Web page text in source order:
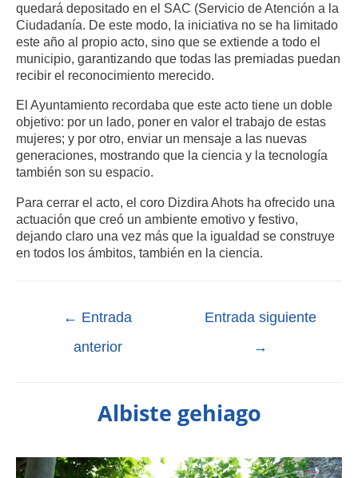
quedará depositado en el SAC (Servicio de Atención a la
Ciudadanía. De este modo, la iniciativa no se ha limitado
este año al propio acto, sino que se extiende a todo el
municipio, garantizando que todas las premiadas puedan
recibir el reconocimiento merecido.
El Ayuntamiento recordaba que este acto tiene un doble
objetivo: por un lado, poner en valor el trabajo de estas
mujeres; y por otro, enviar un mensaje a las nuevas
generaciones, mostrando que la ciencia y la tecnología
también son su espacio.
Para cerrar el acto, el coro Dizdira Ahots ha ofrecido una
actuación que creó un ambiente emotivo y festivo,
dejando claro una vez más que la igualdad se construye
en todos los ámbitos, también en la ciencia.
← Entrada
anterior
Entrada siguiente
→
Albiste gehiago